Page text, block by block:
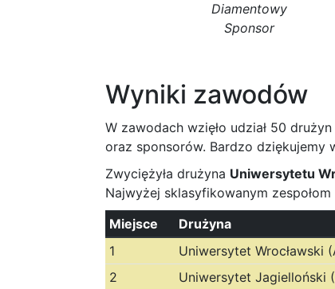
Diamentowy
Sponsor
Wyniki zawodów
W zawodach wzięło udział 50
oraz sponsorów. Bardzo dziękujemy
Zwyciężyła drużyna Uniwersytetu
Najwyżej sklasyfikowanym
Miejsce
Drużyna
1
Uniwersytet Wrocławski
2
Uniwersytet Jagielloński